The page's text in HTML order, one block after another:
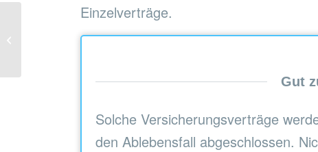
Einzelverträge.
Gut
Solche Versicherungsverträge
den Ablebensfall abgeschlossen.
OLDTIMERVERSICHERUNG